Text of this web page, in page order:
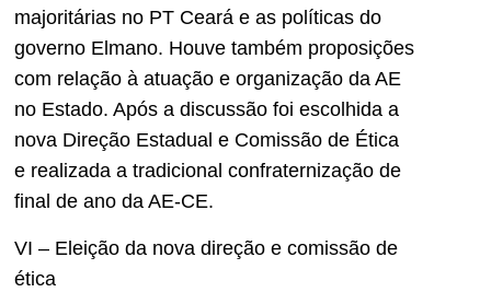
majoritárias no PT Ceará e as políticas do
governo Elmano. Houve também proposições
com relação à atuação e organização da AE
no Estado. Após a discussão foi escolhida a
nova Direção Estadual e Comissão de Ética
e realizada a tradicional confraternização de
final de ano da AE-CE.
VI – Eleição da nova direção e comissão de
ética